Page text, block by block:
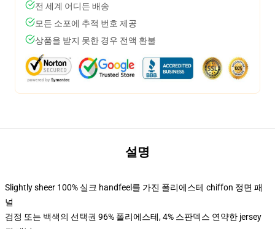
전 세계 어디든 배송
모든 소포에 추적 번호 제공
상품을 받지 못한 경우 전액 환불
설명
Slightly sheer 100% 실크 handfeel를 가진 폴리에스테 chiffon 정면 패
널
검정 또는 백색의 선택권 96% 폴리에스테, 4% 스판덱스 연약한 jersey